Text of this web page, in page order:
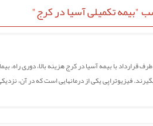
"بیمه تکمیلی آسیا در کرج"
قرارداد با بیمه آسیا در کرج هزینه بالا، دوری
بگیرند. فیزیوتراپی یکی از درمانهایی است که در آن،